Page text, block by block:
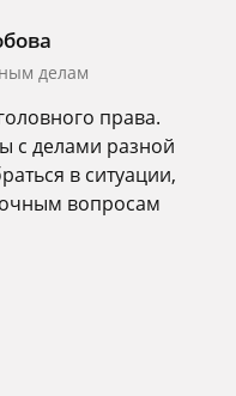
делам
права.
с делами разной
в ситуации,
вопросам